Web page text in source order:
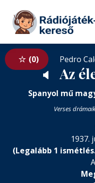
Tovább a tartalomhoz
0 Pedro
🔈 Az
Spanyol mű
Verses
1937.
(Legalább 1